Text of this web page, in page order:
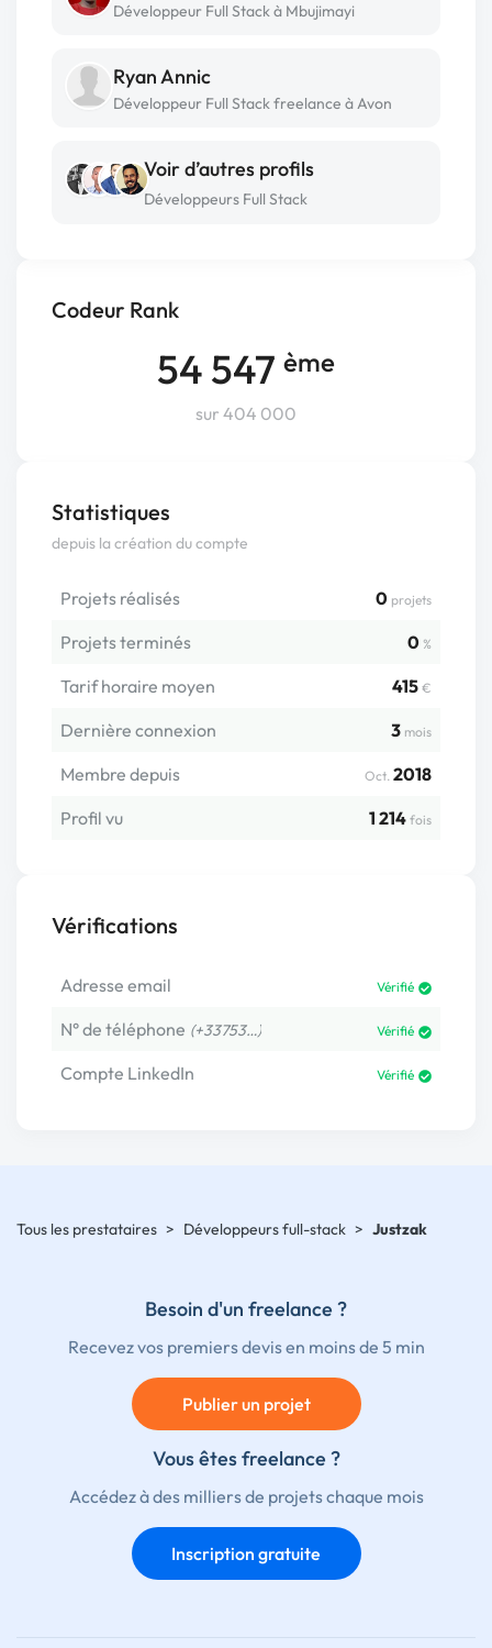
Codeur Rank
54 547 ème
sur 404 000
Statistiques
depuis la création du compte
Projets réalisés 0 projets
Projets terminés 0 %
Tarif horaire moyen 415 €
Dernière connexion 3 mois
Membre depuis Oct. 2018
Profil vu
1 214 fois
Vérifications
Adresse email Vérifié
N° de téléphone (+33753…) Vérifié
Compte LinkedIn Vérifié
Développeur Full Stack à Mbujimayi
Ryan Annic
Développeur Full Stack freelance à Avon
Voir d’autres profils
Développeurs Full Stack
Tous les prestataires > Développeurs full-stack > Justzak
Besoin d'un freelance ?
Recevez vos premiers devis en moins de 5 min
Publier un projet
Vous êtes freelance ?
Accédez à des milliers de projets chaque mois
Inscription gratuite